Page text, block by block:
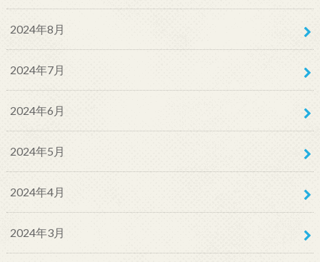
2024年8月
2024年7月
2024年6月
2024年5月
2024年4月
2024年3月